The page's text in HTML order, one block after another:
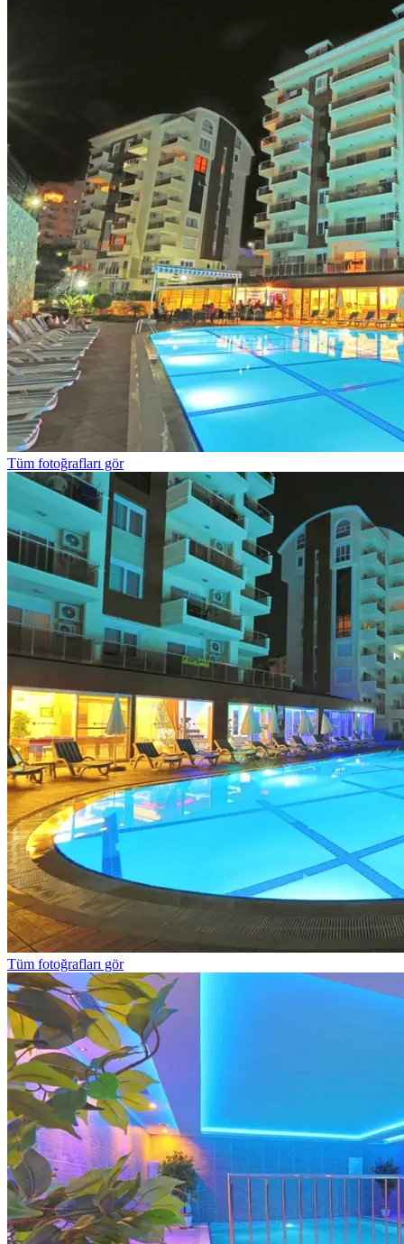
Tüm fotoğrafları gör
Tüm fotoğrafları gör